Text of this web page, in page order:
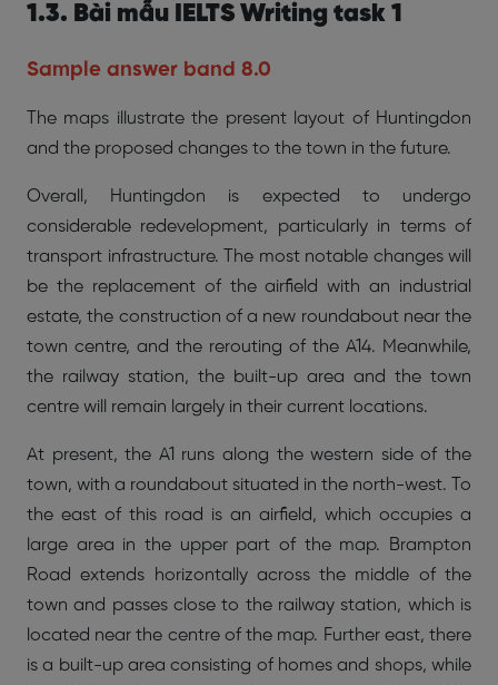
1.3. Bài mẫu IELTS Writing task 1
Sample answer band 8.0
The maps illustrate the present layout of Huntingdon
and the proposed changes to the town in the future.
Overall, Huntingdon is expected to undergo
considerable redevelopment, particularly in terms of
transport infrastructure. The most notable changes will
be the replacement of the airfield with an industrial
estate, the construction of a new roundabout near the
town centre, and the rerouting of the A14. Meanwhile,
the railway station, the built-up area and the town
centre will remain largely in their current locations.
At present, the A1 runs along the western side of the
town, with a roundabout situated in the north-west. To
the east of this road is an airfield, which occupies a
large area in the upper part of the map. Brampton
Road extends horizontally across the middle of the
town and passes close to the railway station, which is
located near the centre of the map. Further east, there
is a built-up area consisting of homes and shops, while